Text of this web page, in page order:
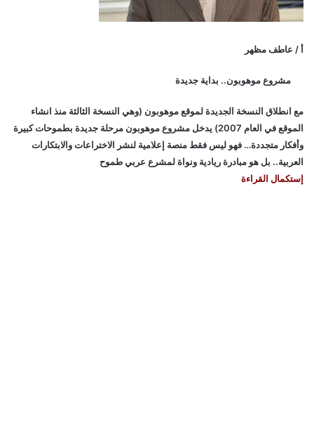
أ / عاطف مظهر
مشروع موهوبون.. بداية جديدة
مع انطلاق النسخة الجديدة لموقع موهوبون (وهي النسخة الثالثة منذ انشاء
الموقع في العام 2007) يدخل مشروع موهوبون مرحلة جديدة بطموحات كبيرة
وأفكار متجددة… فهو ليس فقط منصة إعلامية لنشر الاختراعات والابتكارات
العربية.. بل هو مبادرة ريادية ونواة لمشرع عربي طموح
إستكمال القراءة